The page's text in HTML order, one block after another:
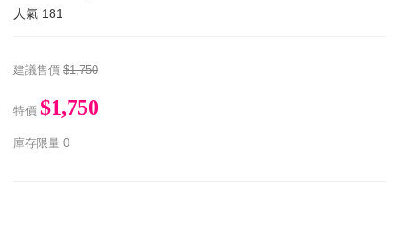
人氣 181
建議售價 $1,750
特價 $1,750
庫存限量 0